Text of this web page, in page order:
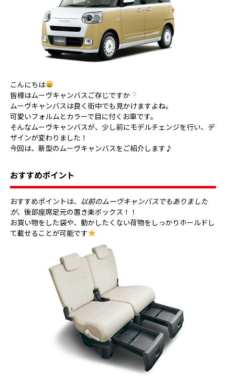
こんにちは
皆様はムーヴキャンバスご存じですか
ムーヴキャンバスは良く街中でも見かけますよね。
可愛いフォルムとカラーで目に付くお車です。
そんなムーヴキャンバスが、少し前にモデルチェンジを行い、デ
ザインが変わりました！
今回は、新型のムーヴキャンバスをご紹介します♪
おすすめポイント
おすすめポイントは、 以前のムーヴキャンバスでもありました
が、後部座席足元の置き楽ボックス！！
お買い物をした袋や、動かしたくない荷物をしっかりホールドし
て載せることが可能です